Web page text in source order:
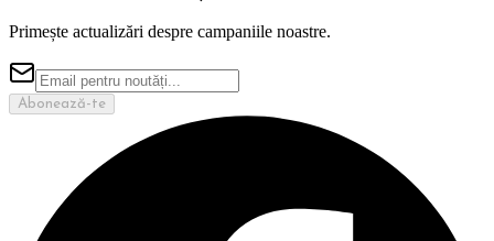
Primește actualizări despre campaniile noastre.
Abonează-te